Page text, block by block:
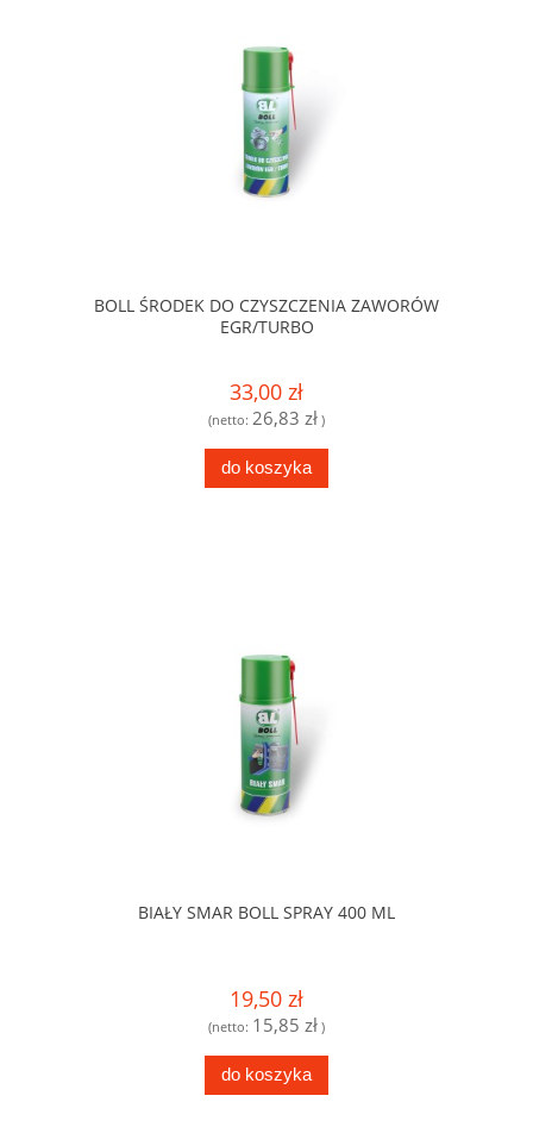
BOLL ŚRODEK DO CZYSZCZENIA ZAWORÓW
EGR/TURBO
33,00 zł
(netto: 26,83 zł )
do koszyka
BIAŁY SMAR BOLL SPRAY 400 ML
19,50 zł
(netto: 15,85 zł )
do koszyka